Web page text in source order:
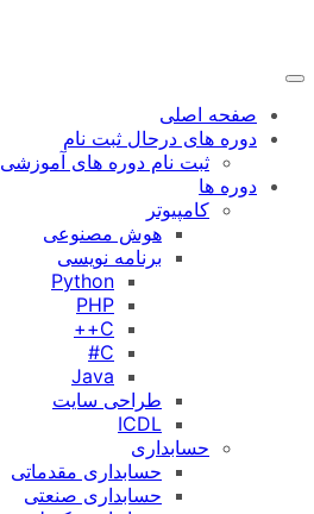
صفحه اصلی
دوره های درحال ثبت نام
ثبت نام دوره های آموزشی
دوره ها
کامپیوتر
هوش مصنوعی
برنامه نویسی
Python
PHP
C++
C#
Java
طراحی سایت
ICDL
حسابداری
حسابداری مقدماتی
حسابداری صنعتی